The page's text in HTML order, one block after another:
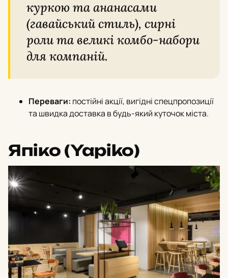
куркою та ананасами
(гавайський стиль), сирні
роли та великі комбо-набори
для компаній.
Переваги: постійні акції, вигідні спецпропозиції
та швидка доставка в будь-який куточок міста.
Япіко (Yapiko)